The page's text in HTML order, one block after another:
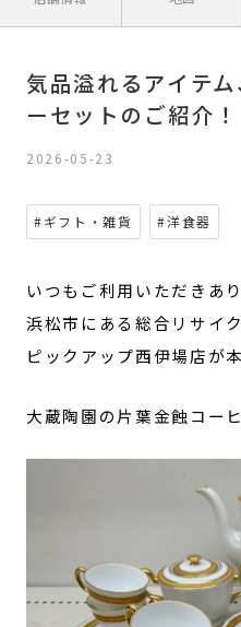
気品溢れるアイテ
ーセットのご紹介！
2026-05-23
#ギフト・雑貨 #洋食器
いつもご利用いただきあ
浜松市にある総合リサイ
ピックアップ西伊場店が
大蔵陶園の片葉金蝕コー